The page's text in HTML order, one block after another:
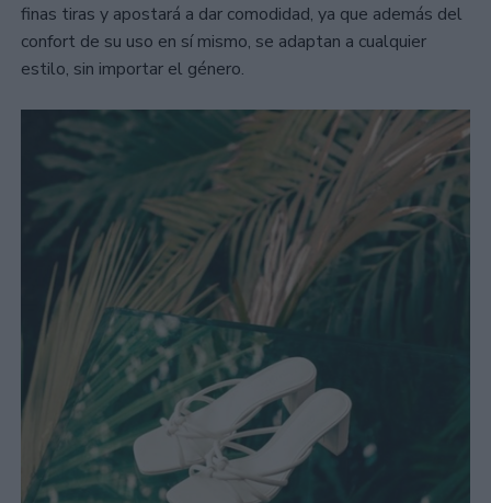
finas tiras y apostará a dar comodidad, ya que además del
confort de su uso en sí mismo, se adaptan a cualquier
estilo, sin importar el género.